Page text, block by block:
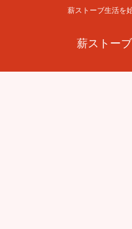
薪ストーブ生活を
薪ストー